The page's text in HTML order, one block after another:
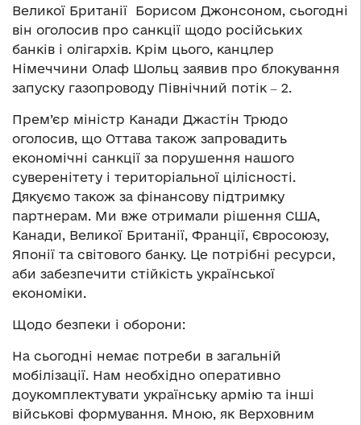
Великої Британії Борисом Джонсоном, сьогодні
він оголосив про санкції щодо російських
банків і олігархів. Крім цього, канцлер
Німеччини Олаф Шольц заявив про блокування
запуску газопроводу Північний потік ‒ 2.
Прем’єр міністр Канади Джастін Трюдо
оголосив, що Оттава також запровадить
економічні санкції за порушення нашого
суверенітету і територіальної цілісності.
Дякуємо також за фінансову підтримку
партнерам. Ми вже отримали рішення США,
Канади, Великої Британії, Франції, Євросоюзу,
Японії та світового банку. Це потрібні ресурси,
аби забезпечити стійкість української
економіки.
Щодо безпеки і оборони:
На сьогодні немає потреби в загальній
мобілізації. Нам необхідно оперативно
доукомплектувати українську армію та інші
військові формування. Мною, як Верховним